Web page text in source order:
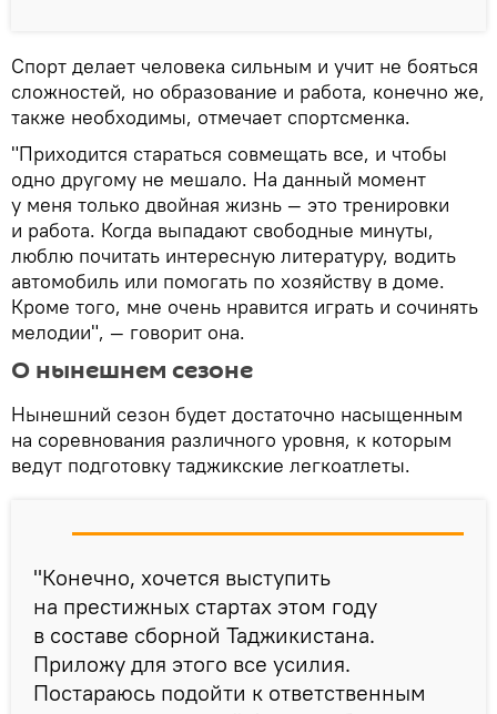
Спорт делает человека сильным и учит не бояться
сложностей, но образование и работа, конечно же,
также необходимы, отмечает спортсменка.
"Приходится стараться совмещать все, и чтобы
одно другому не мешало. На данный момент
у меня только двойная жизнь — это тренировки
и работа. Когда выпадают свободные минуты,
люблю почитать интересную литературу, водить
автомобиль или помогать по хозяйству в доме.
Кроме того, мне очень нравится играть и сочинять
мелодии", — говорит она.
О нынешнем сезоне
Нынешний сезон будет достаточно насыщенным
на соревнования различного уровня, к которым
ведут подготовку таджикские легкоатлеты.
"Конечно, хочется выступить
на престижных стартах этом году
в составе сборной Таджикистана.
Приложу для этого все усилия.
Постараюсь подойти к ответственным